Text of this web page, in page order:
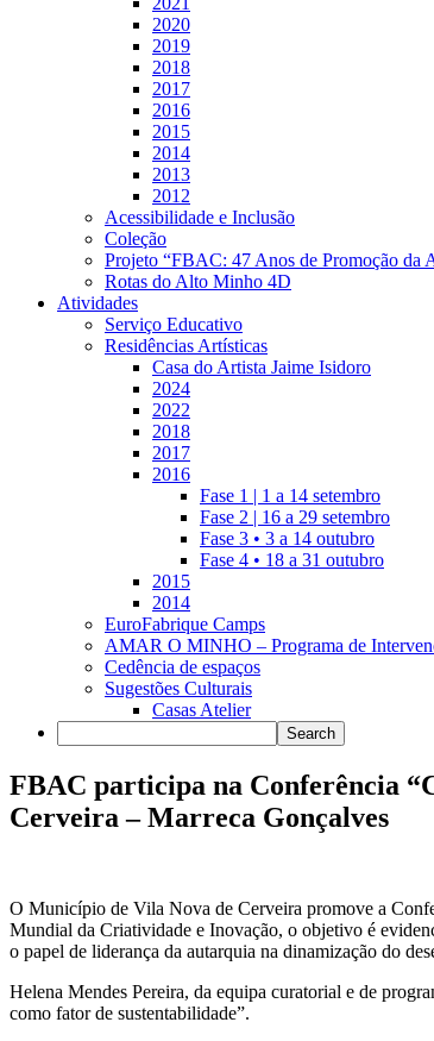
2020
2019
2018
2017
2016
2015
2014
2013
2012
Acessibilidade e Inclusão
Coleção
Projeto “FBAC: 47 Anos de Promoção da
Rotas do Alto Minho 4D
Atividades
Serviço Educativo
Residências Artísticas
Casa do Artista Jaime Isidoro
2024
2022
2018
2017
2016
Fase 1 | 1 a 14 setembro
Fase 2 | 16 a 29 setembro
Fase 3 • 3 a 14 outubro
Fase 4 • 18 a 31 outubro
2015
2014
EuroFabrique Camps
AMAR O MINHO – Programa de
Cedência de espaços
Sugestões Culturais
Casas Atelier
FBAC participa na Conferência
Cerveira – Marreca Gonçalves
O Município de Vila Nova de Cerveira promove a
Mundial da Criatividade e Inovação, o objetivo é
o papel de liderança da autarquia na dinamização do
Helena Mendes Pereira, da equipa curatorial e de
como fator de sustentabilidade”.